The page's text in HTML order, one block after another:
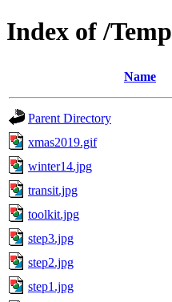
Index of /Temp
Name
Parent Directory
xmas2019.gif
winter14.jpg
transit.jpg
toolkit.jpg
step3.jpg
step2.jpg
step1.jpg